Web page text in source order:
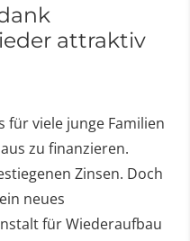
attraktiv
für viele junge Familien
zu finanzieren.
Zinsen. Doch
neues
für Wiederaufbau